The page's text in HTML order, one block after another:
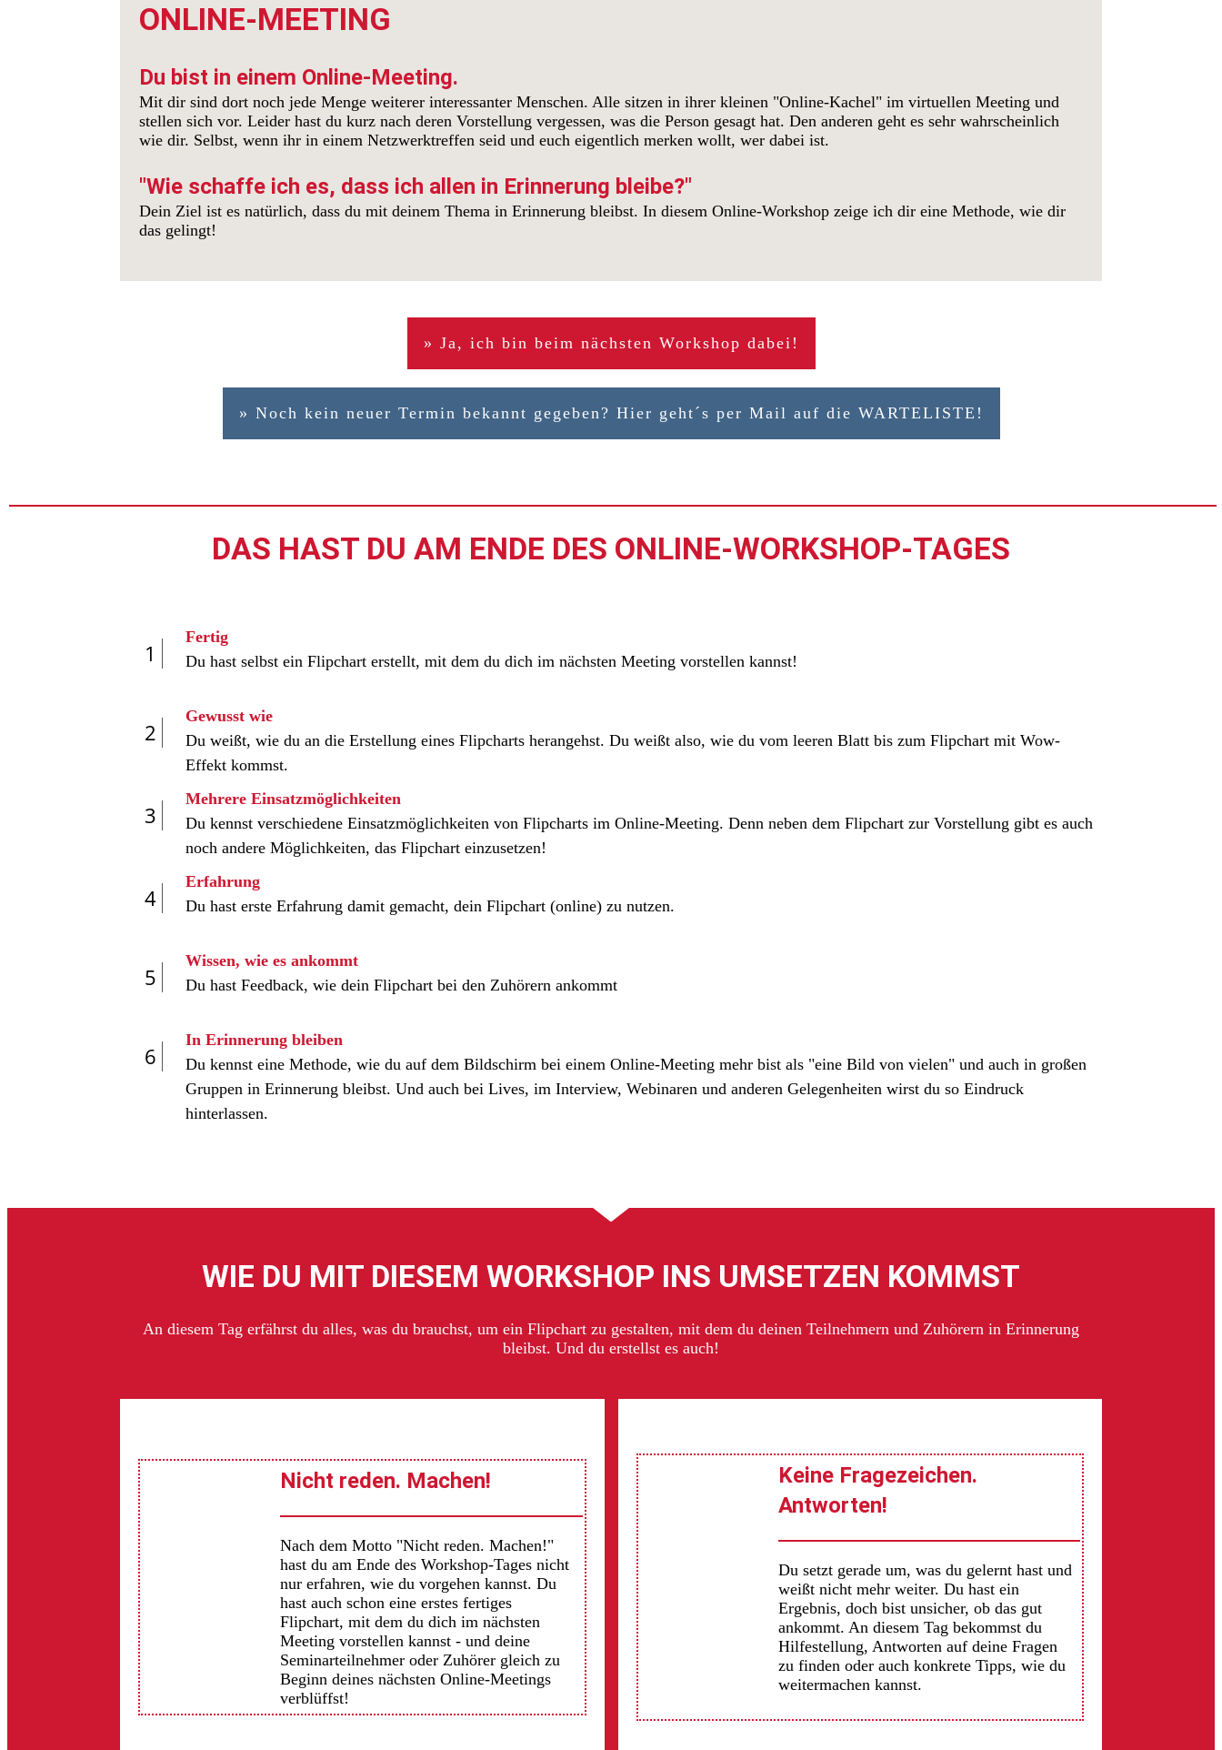
ONLINE-MEETING
Du bist in einem Online-Meeting.
Mit dir sind dort noch jede Menge weiterer interessanter Menschen. Alle sitzen in ihrer kleinen "Online-Kachel" im virtuellen Meeting und
stellen sich vor. Leider hast du kurz nach deren Vorstellung vergessen, was die Person gesagt hat. Den anderen geht es sehr wahrscheinlich
wie dir. Selbst, wenn ihr in einem Netzwerktreffen seid und euch eigentlich merken wollt, wer dabei ist.
"Wie schaffe ich es, dass ich allen in Erinnerung bleibe?"
Dein Ziel ist es natürlich, dass du mit deinem Thema in Erinnerung bleibst. In diesem Online-Workshop zeige ich dir eine Methode, wie dir
das gelingt!
» Ja, ich bin beim nächsten Workshop dabei!
» Noch kein neuer Termin bekannt gegeben? Hier geht´s per Mail auf die WARTELISTE!
DAS HAST DU AM ENDE DES ONLINE-WORKSHOP-TAGES
1
Fertig
Du hast selbst ein Flipchart erstellt, mit dem du dich im nächsten Meeting vorstellen kannst!
2
Gewusst wie
Du weißt, wie du an die Erstellung eines Flipcharts herangehst. Du weißt also, wie du vom leeren Blatt bis zum Flipchart mit Wow-
Effekt kommst.
3
Mehrere Einsatzmöglichkeiten
Du kennst verschiedene Einsatzmöglichkeiten von Flipcharts im Online-Meeting. Denn neben dem Flipchart zur Vorstellung gibt es auch
noch andere Möglichkeiten, das Flipchart einzusetzen!
4
Erfahrung
Du hast erste Erfahrung damit gemacht, dein Flipchart (online) zu nutzen.
5
Wissen, wie es ankommt
Du hast Feedback, wie dein Flipchart bei den Zuhörern ankommt
6
In Erinnerung bleiben
Du kennst eine Methode, wie du auf dem Bildschirm bei einem Online-Meeting mehr bist als "eine Bild von vielen" und auch in großen
Gruppen in Erinnerung bleibst. Und auch bei Lives, im Interview, Webinaren und anderen Gelegenheiten wirst du so Eindruck
hinterlassen.
WIE DU MIT DIESEM WORKSHOP INS UMSETZEN KOMMST
An diesem Tag erfährst du alles, was du brauchst, um ein Flipchart zu gestalten, mit dem du deinen Teilnehmern und Zuhörern in Erinnerung
bleibst. Und du erstellst es auch!
Nicht reden. Machen!
Nach dem Motto "Nicht reden. Machen!"
hast du am Ende des Workshop-Tages nicht
nur erfahren, wie du vorgehen kannst. Du
hast auch schon eine erstes fertiges
Flipchart, mit dem du dich im nächsten
Meeting vorstellen kannst - und deine
Seminarteilnehmer oder Zuhörer gleich zu
Beginn deines nächsten Online-Meetings
verblüffst!
Keine Fragezeichen.
Antworten!
Du setzt gerade um, was du gelernt hast und
weißt nicht mehr weiter. Du hast ein
Ergebnis, doch bist unsicher, ob das gut
ankommt. An diesem Tag bekommst du
Hilfestellung, Antworten auf deine Fragen
zu finden oder auch konkrete Tipps, wie du
weitermachen kannst.